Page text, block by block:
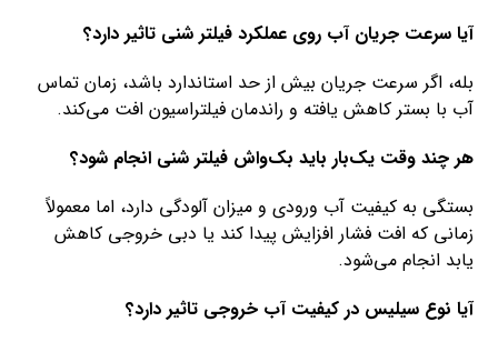
آیا سرعت جریان آب روی عملکرد فیلتر شنی تاثیر دارد؟
بله، اگر سرعت جریان بیش از حد استاندارد باشد، زمان تماس
آب با بستر کاهش یافته و راندمان فیلتراسیون افت می‌کند.
هر چند وقت یک‌بار باید بک‌واش فیلتر شنی انجام شود؟
بستگی به کیفیت آب ورودی و میزان آلودگی دارد، اما معمولاً
زمانی که افت فشار افزایش پیدا کند یا دبی خروجی کاهش
یابد انجام می‌شود.
آیا نوع سیلیس در کیفیت آب خروجی تاثیر دارد؟